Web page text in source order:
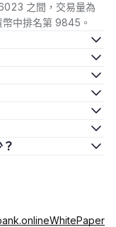
之間，交易量為
中排名第 9845。
WhitePaper